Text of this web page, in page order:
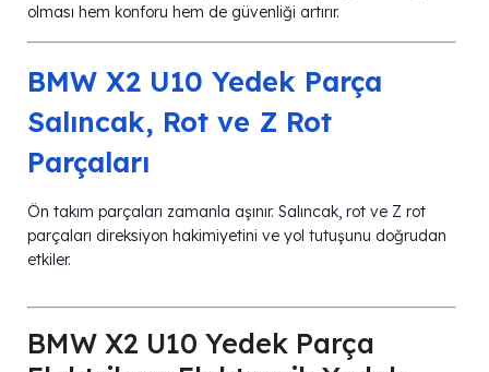
olması hem konforu hem de güvenliği artırır.
BMW X2 U10 Yedek Parça
Salıncak, Rot ve Z Rot
Parçaları
Ön takım parçaları zamanla aşınır. Salıncak, rot ve Z rot
parçaları direksiyon hakimiyetini ve yol tutuşunu doğrudan
etkiler.
BMW X2 U10 Yedek Parça